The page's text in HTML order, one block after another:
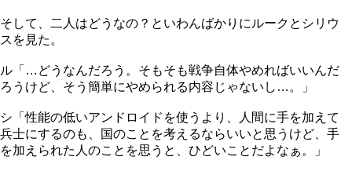
そして、二人はどうなの？といわんばかりにルークとシリウ
スを見た。
ル「…どうなんだろう。そもそも戦争自体やめればいいんだ
ろうけど、そう簡単にやめられる内容じゃないし…。」
シ「性能の低いアンドロイドを使うより、人間に手を加えて
兵士にするのも、国のことを考えるならいいと思うけど、手
を加えられた人のことを思うと、ひどいことだよなぁ。」